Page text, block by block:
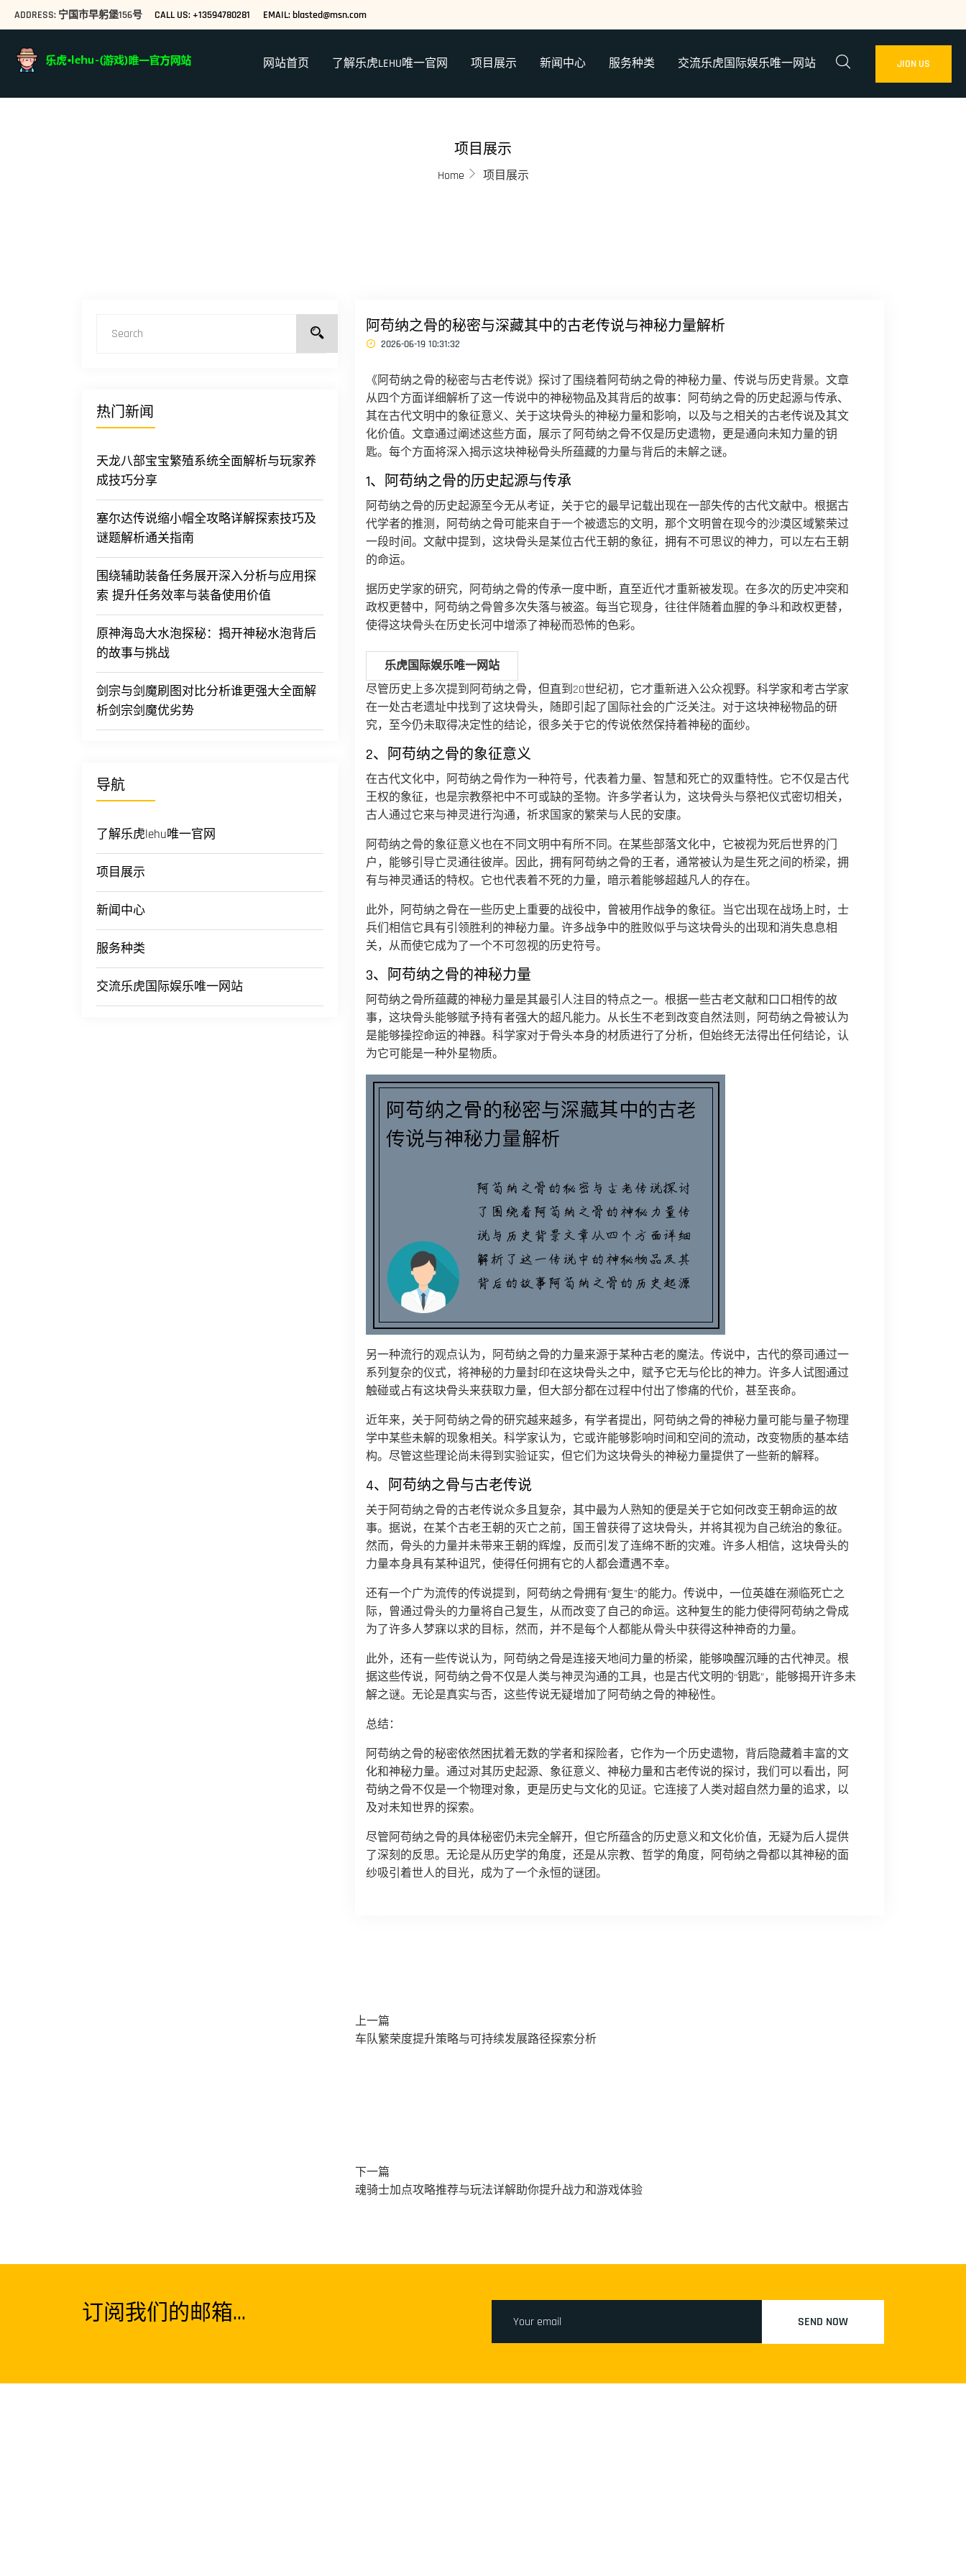
ADDRESS: 宁国市早躬堡156号 CALL US: +13594780281 EMAIL: blasted@msn.com
网站首页 了解乐虎LEHU唯一官网 项目展示 新闻中心 服务种类 交流乐虎国际娱乐唯一网站 JION US
项目展示
Home 项目展示
热门新闻
天龙八部宝宝繁殖系统全面解析与玩家养
成技巧分享
塞尔达传说缩小帽全攻略详解探索技巧及
谜题解析通关指南
围绕辅助装备任务展开深入分析与应用探
索 提升任务效率与装备使用价值
原神海岛大水泡探秘：揭开神秘水泡背后
的故事与挑战
剑宗与剑魔刷图对比分析谁更强大全面解
析剑宗剑魔优劣势
导航
了解乐虎lehu唯一官网
项目展示
新闻中心
服务种类
交流乐虎国际娱乐唯一网站
阿苟纳之骨的秘密与深藏其中的古老传说与神秘力量解析
2026-06-19 10:31:32
《阿苟纳之骨的秘密与古老传说》探讨了围绕着阿苟纳之骨的神秘力量、传说与历史背景。文章
从四个方面详细解析了这一传说中的神秘物品及其背后的故事：阿苟纳之骨的历史起源与传承、
其在古代文明中的象征意义、关于这块骨头的神秘力量和影响，以及与之相关的古老传说及其文
化价值。文章通过阐述这些方面，展示了阿苟纳之骨不仅是历史遗物，更是通向未知力量的钥
匙。每个方面将深入揭示这块神秘骨头所蕴藏的力量与背后的未解之谜。
1、阿苟纳之骨的历史起源与传承
阿苟纳之骨的历史起源至今无从考证，关于它的最早记载出现在一部失传的古代文献中。根据古
代学者的推测，阿苟纳之骨可能来自于一个被遗忘的文明，那个文明曾在现今的沙漠区域繁荣过
一段时间。文献中提到，这块骨头是某位古代王朝的象征，拥有不可思议的神力，可以左右王朝
的命运。
据历史学家的研究，阿苟纳之骨的传承一度中断，直至近代才重新被发现。在多次的历史冲突和
政权更替中，阿苟纳之骨曾多次失落与被盗。每当它现身，往往伴随着血腥的争斗和政权更替，
使得这块骨头在历史长河中增添了神秘而恐怖的色彩。
乐虎国际娱乐唯一网站
尽管历史上多次提到阿苟纳之骨，但直到20世纪初，它才重新进入公众视野。科学家和考古学家
在一处古老遗址中找到了这块骨头，随即引起了国际社会的广泛关注。对于这块神秘物品的研
究，至今仍未取得决定性的结论，很多关于它的传说依然保持着神秘的面纱。
2、阿苟纳之骨的象征意义
在古代文化中，阿苟纳之骨作为一种符号，代表着力量、智慧和死亡的双重特性。它不仅是古代
王权的象征，也是宗教祭祀中不可或缺的圣物。许多学者认为，这块骨头与祭祀仪式密切相关，
古人通过它来与神灵进行沟通，祈求国家的繁荣与人民的安康。
阿苟纳之骨的象征意义也在不同文明中有所不同。在某些部落文化中，它被视为死后世界的门
户，能够引导亡灵通往彼岸。因此，拥有阿苟纳之骨的王者，通常被认为是生死之间的桥梁，拥
有与神灵通话的特权。它也代表着不死的力量，暗示着能够超越凡人的存在。
此外，阿苟纳之骨在一些历史上重要的战役中，曾被用作战争的象征。当它出现在战场上时，士
兵们相信它具有引领胜利的神秘力量。许多战争中的胜败似乎与这块骨头的出现和消失息息相
关，从而使它成为了一个不可忽视的历史符号。
3、阿苟纳之骨的神秘力量
阿苟纳之骨所蕴藏的神秘力量是其最引人注目的特点之一。根据一些古老文献和口口相传的故
事，这块骨头能够赋予持有者强大的超凡能力。从长生不老到改变自然法则，阿苟纳之骨被认为
是能够操控命运的神器。科学家对于骨头本身的材质进行了分析，但始终无法得出任何结论，认
为它可能是一种外星物质。
另一种流行的观点认为，阿苟纳之骨的力量来源于某种古老的魔法。传说中，古代的祭司通过一
系列复杂的仪式，将神秘的力量封印在这块骨头之中，赋予它无与伦比的神力。许多人试图通过
触碰或占有这块骨头来获取力量，但大部分都在过程中付出了惨痛的代价，甚至丧命。
近年来，关于阿苟纳之骨的研究越来越多，有学者提出，阿苟纳之骨的神秘力量可能与量子物理
学中某些未解的现象相关。科学家认为，它或许能够影响时间和空间的流动，改变物质的基本结
构。尽管这些理论尚未得到实验证实，但它们为这块骨头的神秘力量提供了一些新的解释。
4、阿苟纳之骨与古老传说
关于阿苟纳之骨的古老传说众多且复杂，其中最为人熟知的便是关于它如何改变王朝命运的故
事。据说，在某个古老王朝的灭亡之前，国王曾获得了这块骨头，并将其视为自己统治的象征。
然而，骨头的力量并未带来王朝的辉煌，反而引发了连绵不断的灾难。许多人相信，这块骨头的
力量本身具有某种诅咒，使得任何拥有它的人都会遭遇不幸。
还有一个广为流传的传说提到，阿苟纳之骨拥有“复生”的能力。传说中，一位英雄在濒临死亡之
际，曾通过骨头的力量将自己复生，从而改变了自己的命运。这种复生的能力使得阿苟纳之骨成
为了许多人梦寐以求的目标，然而，并不是每个人都能从骨头中获得这种神奇的力量。
此外，还有一些传说认为，阿苟纳之骨是连接天地间力量的桥梁，能够唤醒沉睡的古代神灵。根
据这些传说，阿苟纳之骨不仅是人类与神灵沟通的工具，也是古代文明的“钥匙”，能够揭开许多未
解之谜。无论是真实与否，这些传说无疑增加了阿苟纳之骨的神秘性。
总结：
阿苟纳之骨的秘密依然困扰着无数的学者和探险者，它作为一个历史遗物，背后隐藏着丰富的文
化和神秘力量。通过对其历史起源、象征意义、神秘力量和古老传说的探讨，我们可以看出，阿
苟纳之骨不仅是一个物理对象，更是历史与文化的见证。它连接了人类对超自然力量的追求，以
及对未知世界的探索。
尽管阿苟纳之骨的具体秘密仍未完全解开，但它所蕴含的历史意义和文化价值，无疑为后人提供
了深刻的反思。无论是从历史学的角度，还是从宗教、哲学的角度，阿苟纳之骨都以其神秘的面
纱吸引着世人的目光，成为了一个永恒的谜团。
上一篇
车队繁荣度提升策略与可持续发展路径探索分析
下一篇
魂骑士加点攻略推荐与玩法详解助你提升战力和游戏体验
订阅我们的邮箱... SEND NOW